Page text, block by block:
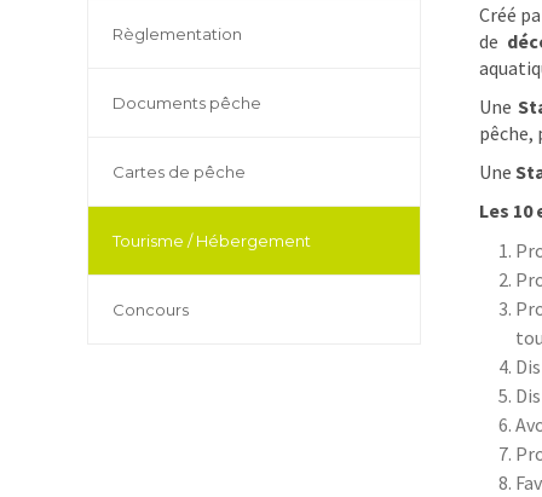
Règlementation
Documents pêche
Cartes de pêche
Tourisme / Hébergement
Concours
Créé
de
Une
pêche,
Une
Les